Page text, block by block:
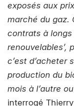
exposés aux
marché du gaz.
contrats à longs
renouvelables’,
c’est d’acheter
production du
mois à l’autre
interrogé